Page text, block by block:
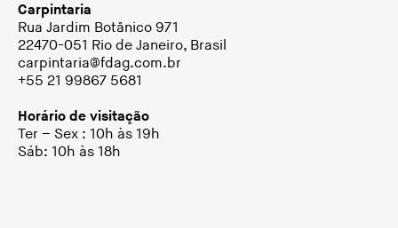
Carpintaria
Rua Jardim Botânico 971
22470-051 Rio de Janeiro, Brasil
carpintaria@fdag.com.br
+55 21 99867 5681
Horário de visitação
Ter – Sex : 10h às 19h
Sáb: 10h às 18h